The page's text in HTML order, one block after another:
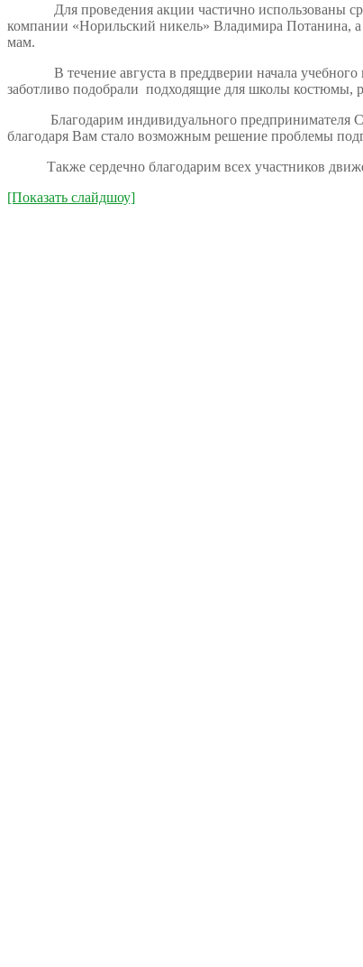
Для проведения акции частично использованы
компании «Норильский никель» Владимира Потанина,
мам.
В течение августа в преддверии начала учебного
заботливо подобрали подходящие для школы костюмы,
Благодарим индивидуального предпринимателя
благодаря Вам стало возможным решение проблемы
Также сердечно благодарим всех участников
[Показать слайдшоу]